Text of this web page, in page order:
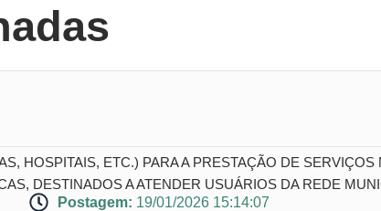
HOSPITAIS, ETC.) PARA A PRESTAÇÃO DE
DESTINADOS A ATENDER USUÁRIOS DA REDE
Postagem: 19/01/2026 15:14:07